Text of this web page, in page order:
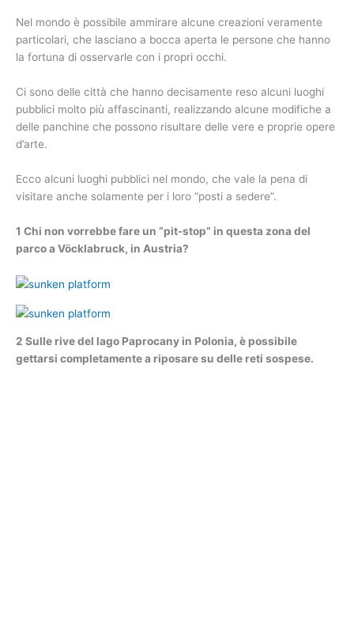
Nel mondo è possibile ammirare alcune creazioni veramente
particolari, che lasciano a bocca aperta le persone che hanno
la fortuna di osservarle con i propri occhi.
Ci sono delle città che hanno decisamente reso alcuni luoghi
pubblici molto più affascinanti, realizzando alcune modifiche a
delle panchine che possono risultare delle vere e proprie opere
d’arte.
Ecco alcuni luoghi pubblici nel mondo, che vale la pena di
visitare anche solamente per i loro “posti a sedere”.
1 Chi non vorrebbe fare un “pit-stop” in questa zona del
parco a Vöcklabruck, in Austria?
2 Sulle rive del lago Paprocany in Polonia, è possibile
gettarsi completamente a riposare su delle reti sospese.